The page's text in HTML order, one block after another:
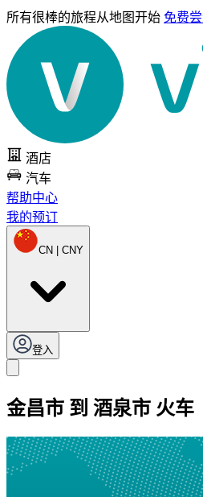
所有很棒的旅程从地图开始 免费
酒店
汽车
帮助中心
我的预订
CN | CNY
登入
金昌市 到 酒泉市 火车